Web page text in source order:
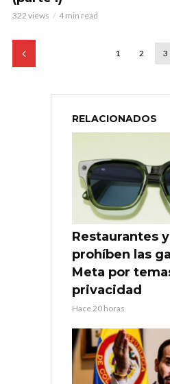
322 views 4 min read
1 2 3
RELACIONADOS
Restaurantes
prohíben las
Meta por
privacidad
Hace 20 horas